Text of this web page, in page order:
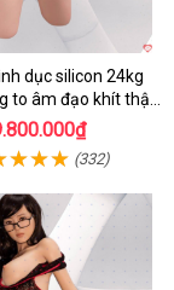
dục silicon 24kg
to âm đạo khít thật
giá tốt
(332)